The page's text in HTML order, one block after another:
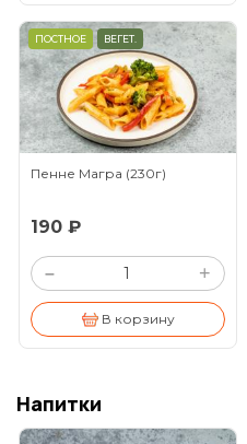
ПОСТНОЕ ВЕГЕТ.
Пенне Магра (230г)
190 ₽
– +
В корзину
Напитки